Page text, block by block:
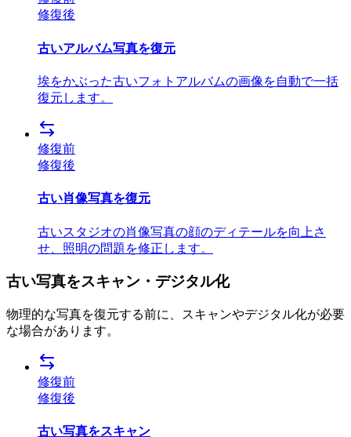
修復後
古いアルバム写真を復元
埃をかぶった古いフォトアルバムの画像を自動で一括
復元します。
修復前
修復後
古い肖像写真を復元
古いスタジオの肖像写真の顔のディテールを向上さ
せ、照明の問題を修正します。
古い写真をスキャン・デジタル化
物理的な写真を復元する前に、スキャンやデジタル化が必要
な場合があります。
修復前
修復後
古い写真をスキャン